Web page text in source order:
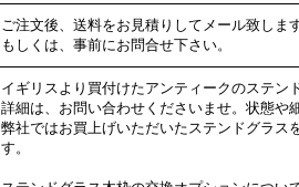
ご注文後、送料をお見積りしてメール致します
もしくは、事前にお問合せ下さい。
イギリスより買付けたアンティークのステン
詳細は、お問い合わせくださいませ。状態や
弊社ではお買上げいただいたステンドグラス
す。